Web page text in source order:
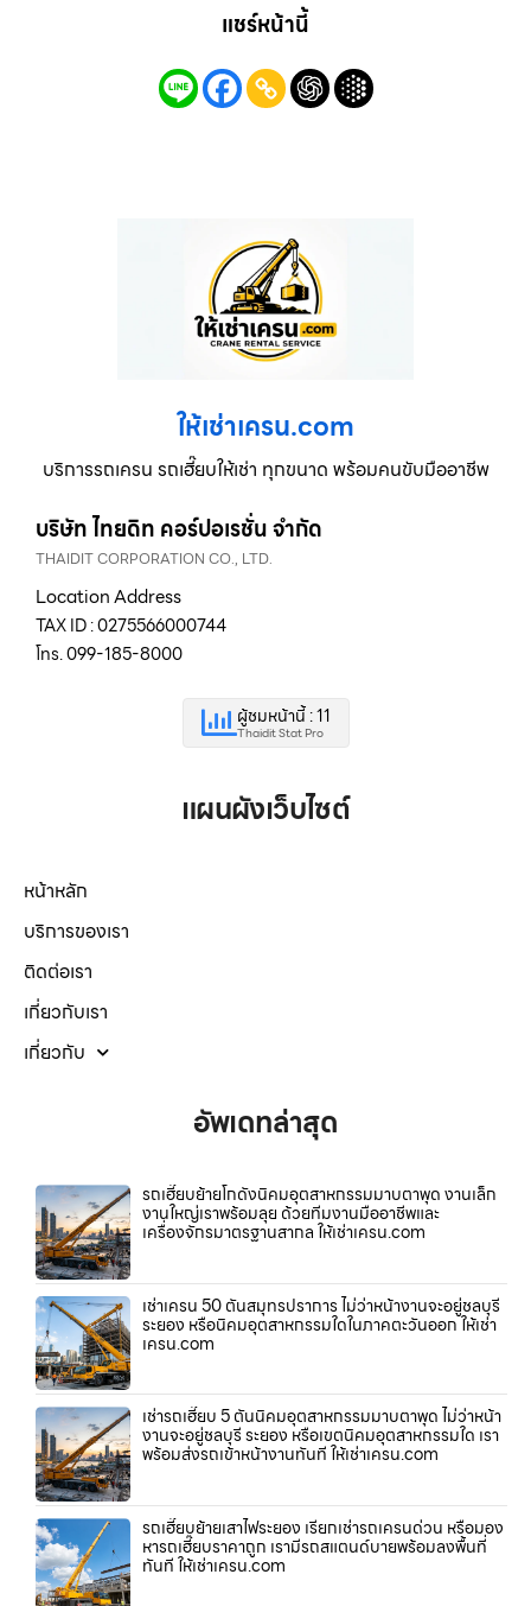
แชร์หน้านี้
ให้เช่าเครน.com
บริการรถเครน รถเฮี๊ยบให้เช่า ทุกขนาด พร้อมคนขับมืออาชีพ
บริษัท ไทยดิท คอร์ปอเรชั่น จำกัด
THAIDIT CORPORATION CO., LTD.
Location Address
TAX ID : 0275566000744
โทร. 099-185-8000
ผู้ชมหน้านี้ : 11
Thaidit Stat Pro
แผนผังเว็บไซต์
หน้าหลัก
บริการของเรา
ติดต่อเรา
เกี่ยวกับเรา
เกี่ยวกับ
อัพเดทล่าสุด
รถเฮี๊ยบย้ายโกดังนิคมอุตสาหกรรมมาบตาพุด งานเล็ก
งานใหญ่เราพร้อมลุย ด้วยทีมงานมืออาชีพและ
เครื่องจักรมาตรฐานสากล ให้เช่าเครน.com
เช่าเครน 50 ตันสมุทรปราการ ไม่ว่าหน้างานจะอยู่ชลบุรี
ระยอง หรือนิคมอุตสาหกรรมใดในภาคตะวันออก ให้เช่า
เครน.com
เช่ารถเฮี๊ยบ 5 ตันนิคมอุตสาหกรรมมาบตาพุด ไม่ว่าหน้า
งานจะอยู่ชลบุรี ระยอง หรือเขตนิคมอุตสาหกรรมใด เรา
พร้อมส่งรถเข้าหน้างานทันที ให้เช่าเครน.com
รถเฮี๊ยบย้ายเสาไฟระยอง เรียกเช่ารถเครนด่วน หรือมอง
หารถเฮี๊ยบราคาถูก เรามีรถสแตนด์บายพร้อมลงพื้นที่
ทันที ให้เช่าเครน.com